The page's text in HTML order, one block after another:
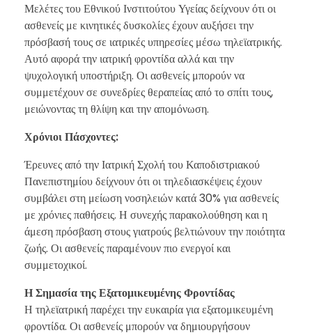
Μελέτες του Εθνικού Ινστιτούτου Υγείας δείχνουν ότι οι
ασθενείς με κινητικές δυσκολίες έχουν αυξήσει την
πρόσβασή τους σε ιατρικές υπηρεσίες μέσω τηλεϊατρικής.
Αυτό αφορά την ιατρική φροντίδα αλλά και την
ψυχολογική υποστήριξη. Οι ασθενείς μπορούν να
συμμετέχουν σε συνεδρίες θεραπείας από το σπίτι τους,
μειώνοντας τη θλίψη και την απομόνωση.
Χρόνιοι Πάσχοντες:
Έρευνες από την Ιατρική Σχολή του Καποδιστριακού
Πανεπιστημίου δείχνουν ότι οι τηλεδιασκέψεις έχουν
συμβάλει στη μείωση νοσηλειών κατά 30% για ασθενείς
με χρόνιες παθήσεις. Η συνεχής παρακολούθηση και η
άμεση πρόσβαση στους γιατρούς βελτιώνουν την ποιότητα
ζωής. Οι ασθενείς παραμένουν πιο ενεργοί και
συμμετοχικοί.
Η Σημασία της Εξατομικευμένης Φροντίδας
Η τηλεϊατρική παρέχει την ευκαιρία για εξατομικευμένη
φροντίδα. Οι ασθενείς μπορούν να δημιουργήσουν